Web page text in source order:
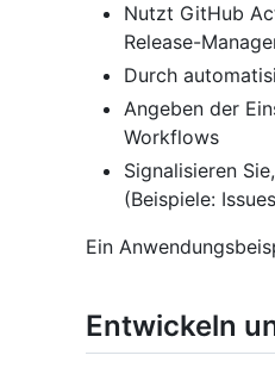
Nutzt GitHub
Release-
Durch
Angeben der
Workflows
Signalisieren
(Beispiele:
Ein
Entwickeln